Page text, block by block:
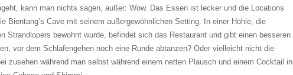
kann man nichts sagen, außer: Wow. Das Essen ist lecker und die Locations
Bientang’s Cave mit seinem außergewöhnlichen Setting. In einer Höhle, die
Strandlopers bewohnt wurde, befindet sich das Restaurant und gibt einen besseren
vor dem Schlafengehen noch eine Runde abtanzen? Oder vielleicht nicht die
zusehen während man selbst während einem netten Plausch und einem Cocktail in